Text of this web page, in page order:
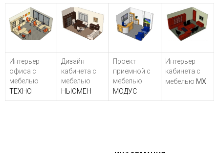
Интерьер
офиса с
мебелью
ТЕХНО
Дизайн
кабинета с
мебелью
НЬЮМЕН
Проект
приемной с
мебелью
МОДУС
Интерьер
кабинета с
мебелью МХ